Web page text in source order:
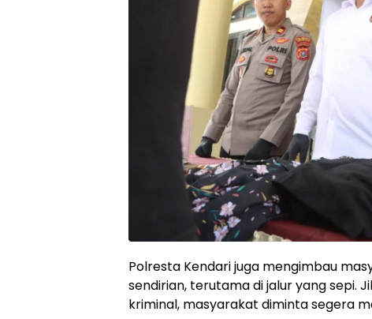
Polresta Kendari juga mengimbau
sendirian, terutama di jalur yang sepi.
kriminal, masyarakat diminta segera